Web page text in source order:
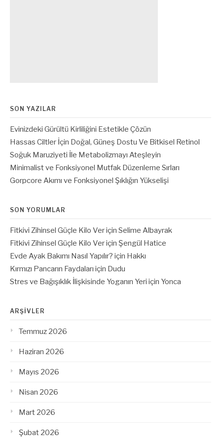
SON YAZILAR
Evinizdeki Gürültü Kirliliğini Estetikle Çözün
Hassas Ciltler İçin Doğal, Güneş Dostu Ve Bitkisel Retinol
Soğuk Maruziyeti İle Metabolizmayı Ateşleyin
Minimalist ve Fonksiyonel Mutfak Düzenleme Sırları
Gorpcore Akımı ve Fonksiyonel Şıklığın Yükselişi
SON YORUMLAR
Fitkivi Zihinsel Güçle Kilo Veriçin Selime Albayrak
Fitkivi Zihinsel Güçle Kilo Veriçin Şengül Hatice
Evde Ayak Bakımı Nasıl Yapılır? için Hakkı
Kırmızı Pancarın Faydaları için Dudu
Stres ve Bağışıklık İlişkisinde Yoganın Yeri için Yonca
ARŞIVLER
Temmuz 2026
Haziran 2026
Mayıs 2026
Nisan 2026
Mart 2026
Şubat 2026